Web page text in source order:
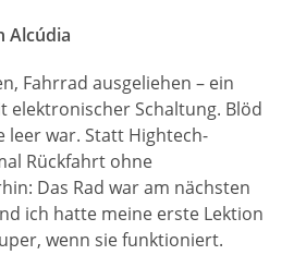
Alcúdia
Fahrrad ausgeliehen – ein
elektronischer Schaltung. Blöd
leer war. Statt Hightech-
Rückfahrt ohne
Das Rad war am nächsten
ich hatte meine erste Lektion
wenn sie funktioniert.